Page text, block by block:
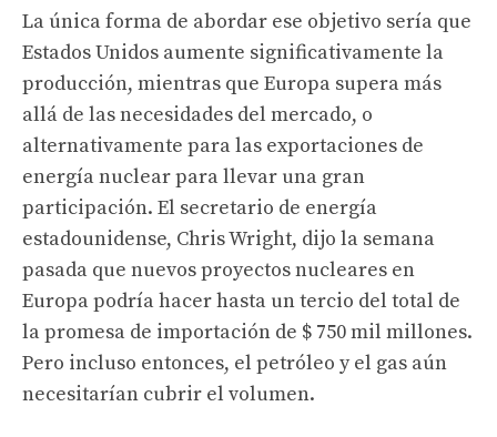
La única forma de abordar ese objetivo sería que
Estados Unidos aumente significativamente la
producción, mientras que Europa supera más
allá de las necesidades del mercado, o
alternativamente para las exportaciones de
energía nuclear para llevar una gran
participación. El secretario de energía
estadounidense, Chris Wright, dijo la semana
pasada que nuevos proyectos nucleares en
Europapodría hacer hasta un tercio del total de
la promesa de importación de $ 750 mil millones.
Pero incluso entonces, el petróleo y el gas aún
necesitarían cubrir el volumen.